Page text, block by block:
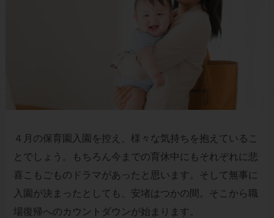
４月の保育園入園を控え、様々な気持ちを抱えているこ
とでしょう。もちろん今までの育休中にもそれぞれに悲
喜こもごものドラマがあったと思います。そして無事に
入園が決まったとしても、安堵はつかの間。そこから職
場復帰へのカウントダウンが始まります。